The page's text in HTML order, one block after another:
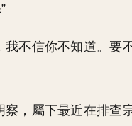
不信你不知道。要
察，屬下最近在排查